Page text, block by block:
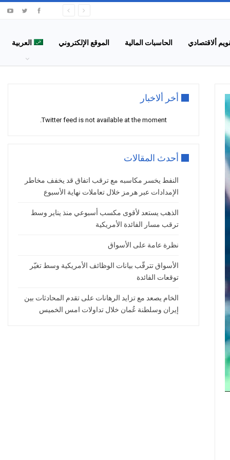
ألاقتصادي الحاسبات المالية الموقع الإلكتروني العربية
أخر ألاخبار
Twitter feed is not available at the moment.
أحدث المقالات
النفط يخسر مكاسبه مع ترقب اتفاق قد يخفف مخاطر
الإمدادات عبر هرمز خلال تعاملات نهاية الأسبوع
الذهب يستعد لأقوى مكسب أسبوعي منذ يناير وسط
ترقب مسار الفائدة الأمريكية
نظرة عامة على الأسواق
الأسواق تترقّب بيانات الوظائف الأمريكية وسط تغيّر
توقعات الفائدة
الخام يصعد مع تزايد الرهانات على تقدم المحادثات بين
إيران وسلطنة عُمان خلال تداولات امس الخميس